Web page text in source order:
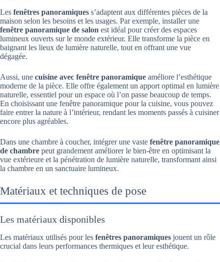
Les fenêtres panoramiques s’adaptent aux différentes pièces de la
maison selon les besoins et les usages. Par exemple, installer une
fenêtre panoramique de salon est idéal pour créer des espaces
lumineux ouverts sur le monde extérieur. Elle transforme la pièce en
baignant les lieux de lumière naturelle, tout en offrant une vue
dégagée.
Aussi, une cuisine avec fenêtre panoramique améliore l’esthétique
moderne de la pièce. Elle offre également un apport optimal en lumière
naturelle, essentiel pour un espace où l’on passe beaucoup de temps.
En choisissant une fenêtre panoramique pour la cuisine, vous pouvez
faire entrer la nature à l’intérieur, rendant les moments passés à cuisiner
encore plus agréables.
Dans une chambre à coucher, intégrer une vaste fenêtre panoramique
de chambre peut grandement améliorer le bien-être en optimisant la
vue extérieure et la pénétration de lumière naturelle, transformant ainsi
la chambre en un sanctuaire lumineux.
Matériaux et techniques de pose
Les matériaux disponibles
Les matériaux utilisés pour les fenêtres panoramiques jouent un rôle
crucial dans leurs performances thermiques et leur esthétique.